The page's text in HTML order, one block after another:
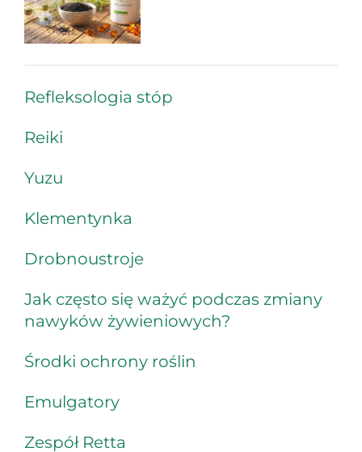
Refleksologia stóp
Reiki
Yuzu
Klementynka
Drobnoustroje
Jak często się ważyć podczas zmiany
nawyków żywieniowych?
Środki ochrony roślin
Emulgatory
Zespół Retta